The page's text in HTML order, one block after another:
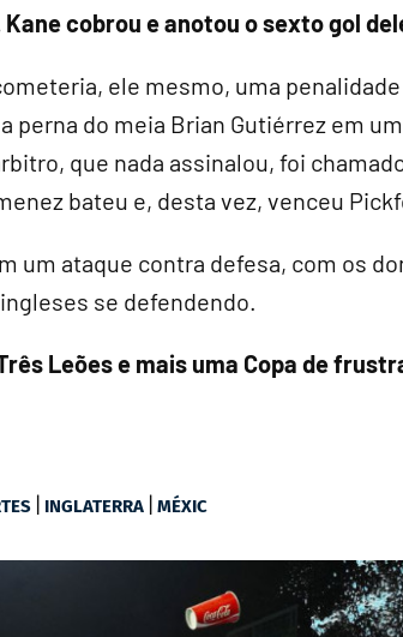
cobrou e anotou o sexto gol
ele mesmo, uma
perna do meia Brian Gutiérrez em
que nada assinalou, foi
bateu e, desta vez, venceu
um ataque contra defesa, com os
se defendendo.
Leões e mais uma Copa de
| INGLATERRA | MÉXIC